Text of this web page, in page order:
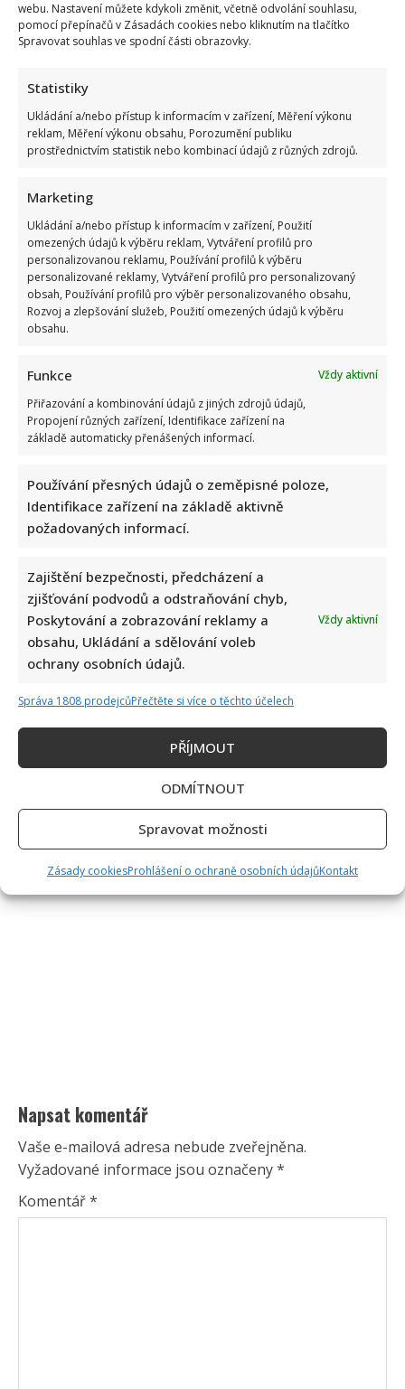
webu. Nastavení můžete kdykoli změnit, včetně odvolání souhlasu,
pomocí přepínačů v Zásadách cookies nebo kliknutím na tlačítko
Spravovat souhlas ve spodní části obrazovky.
Statistiky
Ukládání a/nebo přístup k informacím v zařízení, Měření výkonu
reklam, Měření výkonu obsahu, Porozumění publiku
prostřednictvím statistik nebo kombinací údajů z různých zdrojů.
Marketing
Ukládání a/nebo přístup k informacím v zařízení, Použití
omezených údajů k výběru reklam, Vytváření profilů pro
personalizovanou reklamu, Používání profilů k výběru
personalizované reklamy, Vytváření profilů pro personalizovaný
obsah, Používání profilů pro výběr personalizovaného obsahu,
Rozvoj a zlepšování služeb, Použití omezených údajů k výběru
obsahu.
Funkce
Vždy aktivní
Přiřazování a kombinování údajů z jiných zdrojů údajů,
Propojení různých zařízení, Identifikace zařízení na
základě automaticky přenášených informací.
Používání přesných údajů o zeměpisné poloze,
Identifikace zařízení na základě aktivně
požadovaných informací.
Zajištění bezpečnosti, předcházení a
zjišťování podvodů a odstraňování chyb,
Poskytování a zobrazování reklamy a
obsahu, Ukládání a sdělování voleb
ochrany osobních údajů.
Vždy aktivní
Správa 1808 prodejcůPřečtěte si více o těchto účelech
PŘÍJMOUT
ODMÍTNOUT
Spravovat možnosti
Zásady cookiesProhlášení o ochraně osobních údajůKontakt
Napsat komentář
Vaše e-mailová adresa nebude zveřejněna.
Vyžadované informace jsou označeny*
Komentář*